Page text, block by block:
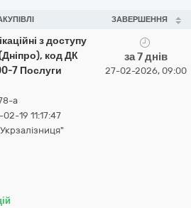
ЗАВЕРШЕННЯ
з доступу
код ДК
7 Послуги
a
19 11:17:47
за 7 днів
27-02-2026, 09:00